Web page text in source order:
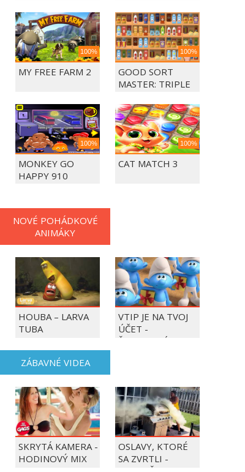
100%
MY FREE FARM 2
100%
GOOD SORT
MASTER: TRIPLE
100%
MONKEY GO
HAPPY 910
100%
CAT MATCH 3
NOVÉ POHÁDKOVÉ
ANIMÁKY
HOUBA – LARVA
TUBA
VTIP JE NA TVOJ
ÚČET -
ŠMOULOVÉ
ZÁBAVNÉ VIDEA
SKRYTÁ KAMERA -
HODINOVÝ MIX
OSLAVY, KTORÉ
SA ZVRTLI -